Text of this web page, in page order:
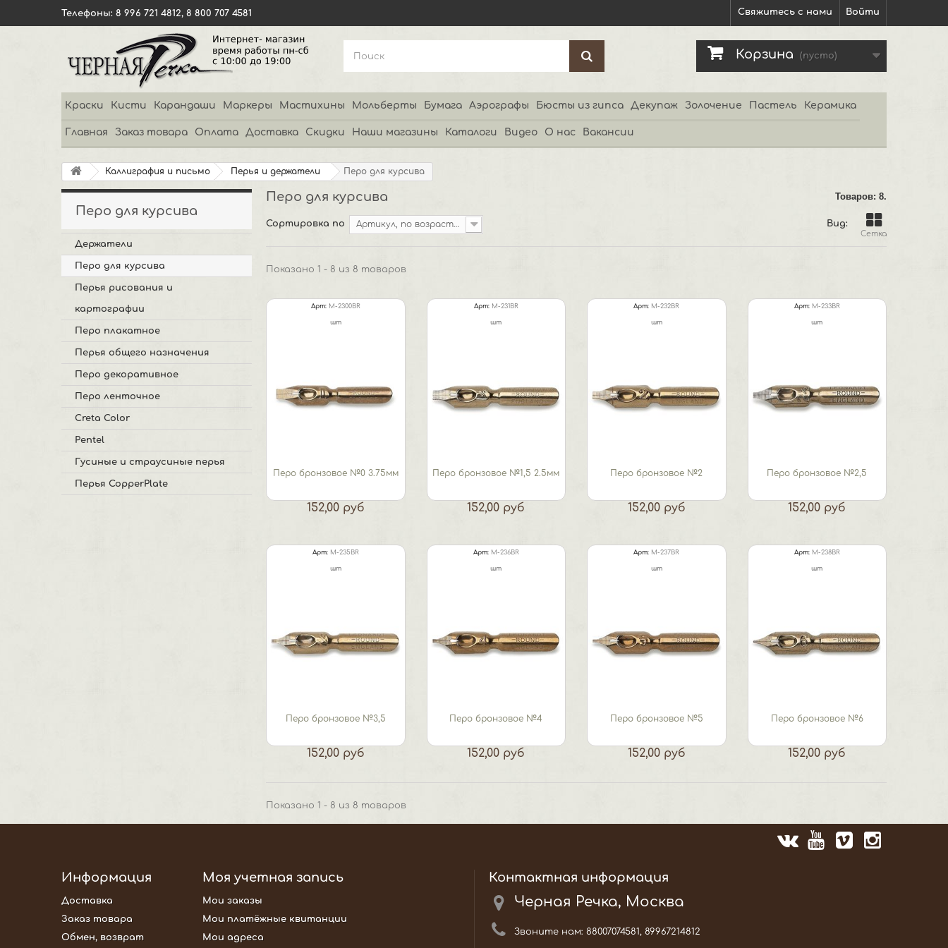
Войти
Свяжитесь с нами
Телефоны: 8 996 721 4812, 8 800 707 4581
Корзина (пусто)
Краски Кисти Карандаши Маркеры Мастихины Мольберты Бумага Аэрографы Бюсты из гипса Декупаж Золочение Пастель Керамика
Главная Заказ товара Оплата Доставка Скидки Наши магазины Каталоги Видео О нас Вакансии
Каллиграфия и письмо Перья и держатели Перо для курсива
Перо для курсива
Держатели
Перо для курсива
Перья рисования и
картографии
Перо плакатное
Перья общего назначения
Перо декоративное
Перо ленточное
Creta Color
Pentel
Гусиные и страусиные перья
Перья CopperPlate
Перо для курсива Товаров: 8.
Вид:
Сетка
Сортировка по Артикул, по возрастанию
Показано 1 - 8 из 8 товаров
Арт: M-2300BR
шт
Перо бронзовое №0 3.75мм
152,00 руб
Арт: M-231BR
шт
Перо бронзовое №1,5 2.5мм
152,00 руб
Арт: M-232BR
шт
Перо бронзовое №2
152,00 руб
Арт: M-233BR
шт
Перо бронзовое №2,5
152,00 руб
Арт: M-235BR
шт
Перо бронзовое №3,5
152,00 руб
Арт: M-236BR
шт
Перо бронзовое №4
152,00 руб
Арт: M-237BR
шт
Перо бронзовое №5
152,00 руб
Арт: M-238BR
шт
Перо бронзовое №6
152,00 руб
Показано 1 - 8 из 8 товаров
Информация
Доставка
Заказ товара
Обмен, возврат
Моя учетная запись
Мои заказы
Мои платёжные квитанции
Мои адреса
Контактная информация
Черная Речка, Москва
Звоните нам: 88007074581, 89967214812